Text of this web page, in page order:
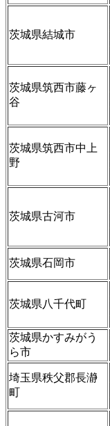
茨城県結城市
茨城県筑西市藤ヶ
谷
茨城県筑西市中上
野
茨城県古河市
茨城県石岡市
茨城県八千代町
茨城県かすみがう
ら市
埼玉県秩父郡長瀞
町